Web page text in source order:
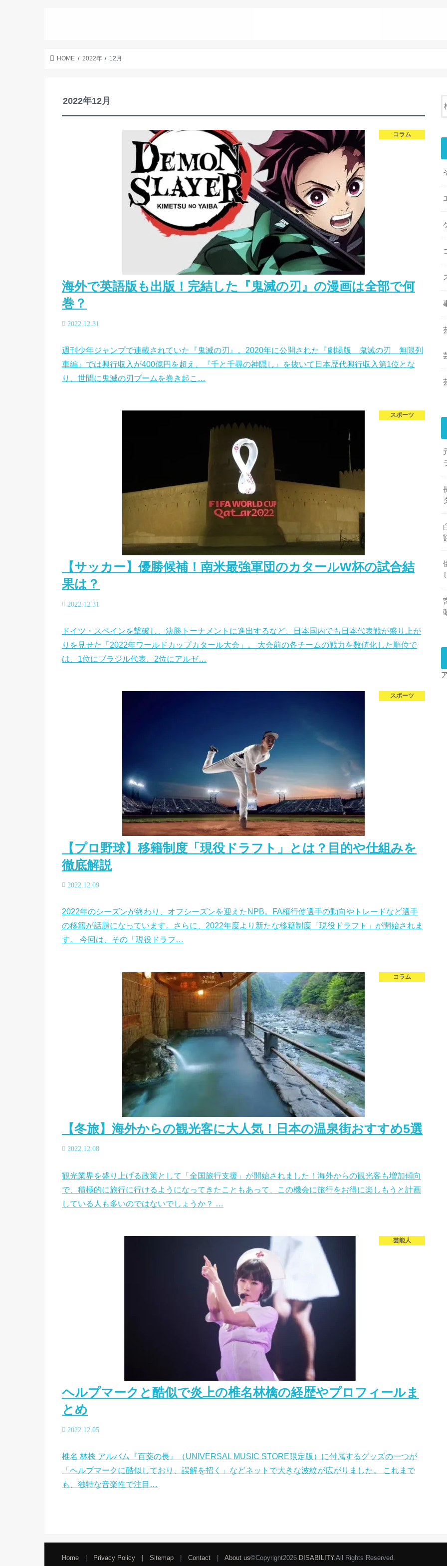
HOME 2022年 12月
2022年12月
コラム
海外で英語版も出版！完結した『鬼滅の刃』の漫画は全部で何
巻？
2022.12.31
週刊少年ジャンプで連載されていた『鬼滅の刃』。2020年に公開された『劇場版 鬼滅の刃 無限列
車編』では興行収入が400億円を超え、『千と千尋の神隠し』を抜いて日本歴代興行収入第1位とな
り、世間に鬼滅の刃ブームを巻き起こ…
スポーツ
【サッカー】優勝候補！南米最強軍団のカタールW杯の試合結
果は？
2022.12.31
ドイツ・スペインを撃破し、決勝トーナメントに進出するなど、日本国内でも日本代表戦が盛り上が
りを見せた「2022年ワールドカップカタール大会」。 大会前の各チームの戦力を数値化した順位で
は、1位にブラジル代表、2位にアルゼ…
スポーツ
【プロ野球】移籍制度「現役ドラフト」とは？目的や仕組みを
徹底解説
2022.12.09
2022年のシーズンが終わり、オフシーズンを迎えたNPB。FA権行使選手の動向やトレードなど選手
の移籍が話題になっています。さらに、2022年度より新たな移籍制度「現役ドラフト」が開始されま
す。 今回は、その「現役ドラフ…
コラム
【冬旅】海外からの観光客に大人気！日本の温泉街おすすめ5選
2022.12.08
観光業界を盛り上げる政策として「全国旅行支援」が開始されました！海外からの観光客も増加傾向
で、積極的に旅行に行けるようになってきたこともあって、この機会に旅行をお得に楽しもうと計画
している人も多いのではないでしょうか？ …
芸能人
ヘルプマークと酷似で炎上の椎名林檎の経歴やプロフィールま
とめ
2022.12.05
椎名 林檎 アルバム『百薬の長』（UNIVERSAL MUSIC STORE限定版）に付属するグッズの一つが
「ヘルプマークに酷似しており、誤解を招く」などネットで大きな波紋が広がりました。 これまで
も、独特な音楽性で注目…
Home Privacy Policy Sitemap Contact About us©Copyright2026 DISABILITY.All Rights Reserved.